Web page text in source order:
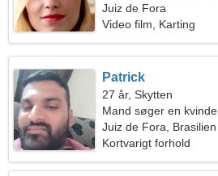
Juiz de Fora
Video film, Karting
Patrick
27 år, Skytten
Mand søger en kvinde
Juiz de Fora, Brasilien
Kortvarigt forhold